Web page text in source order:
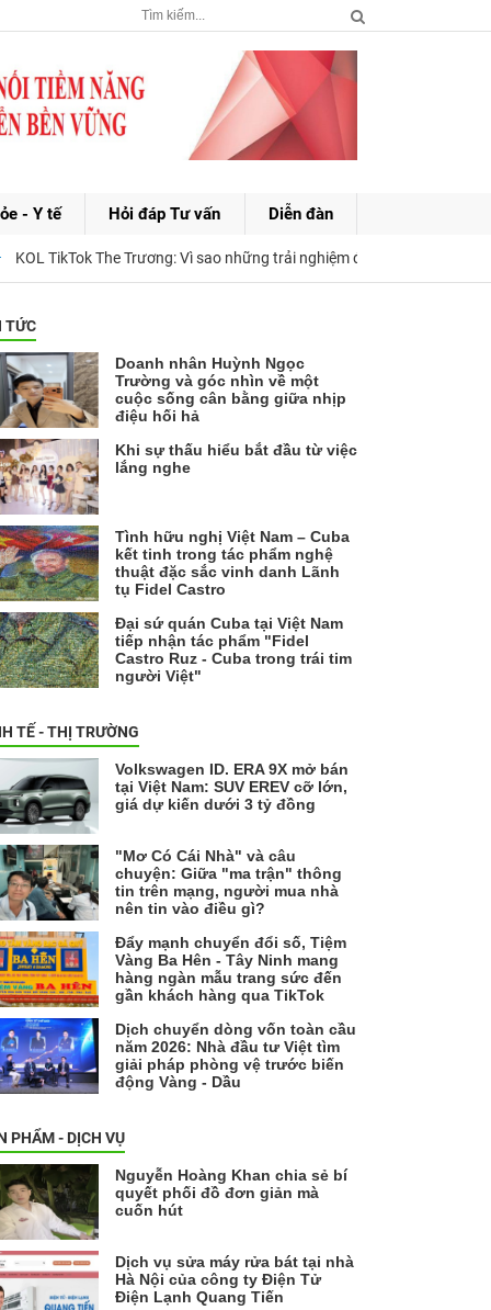
- Y tế Hỏi đáp Tư vấn Diễn đàn
TikTok The Trương: Vì sao những trải nghiệm đời thường lại trở
TỨC
Doanh nhân Huỳnh Ngọc
Trường và góc nhìn về một
cuộc sống cân bằng giữa nhịp
điệu hối hả
Khi sự thấu hiểu bắt đầu từ việc
lắng nghe
Tình hữu nghị Việt Nam – Cuba
kết tinh trong tác phẩm nghệ
thuật đặc sắc vinh danh Lãnh
tụ Fidel Castro
Đại sứ quán Cuba tại Việt Nam
tiếp nhận tác phẩm "Fidel
Castro Ruz - Cuba trong trái tim
người Việt"
TẾ - THỊ TRƯỜNG
Volkswagen ID. ERA 9X mở bán
tại Việt Nam: SUV EREV cỡ lớn,
giá dự kiến dưới 3 tỷ đồng
"Mơ Có Cái Nhà" và câu
chuyện: Giữa "ma trận" thông
tin trên mạng, người mua nhà
nên tin vào điều gì?
Đẩy mạnh chuyển đổi số, Tiệm
Vàng Ba Hên - Tây Ninh mang
hàng ngàn mẫu trang sức đến
gần khách hàng qua TikTok
Dịch chuyển dòng vốn toàn cầu
năm 2026: Nhà đầu tư Việt tìm
giải pháp phòng vệ trước biến
động Vàng - Dầu
PHẨM - DỊCH VỤ
Nguyễn Hoàng Khan chia sẻ bí
quyết phối đồ đơn giản mà
cuốn hút
Dịch vụ sửa máy rửa bát tại nhà
Hà Nội của công ty Điện Tử
Điện Lạnh Quang Tiến